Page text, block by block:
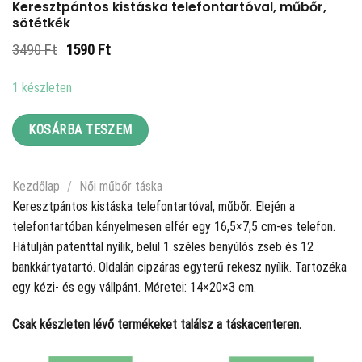
Keresztpántos kistáska telefontartóval, műbőr,
sötétkék
3490Ft Original
3490 Ft.
1590 FtCurrent
1 készleten
KOSÁRBA TESZEM
Kezdőlap /
Női műbőr táska
Keresztpántos kistáska telefontartóval, műbőr. Elején a
telefontartóban kényelmesen elfér egy 16,5×7,5 cm-es telefon.
Hátulján patenttal nyílik, belül 1 széles benyúlós zseb és 12
bankkártyatartó. Oldalán cipzáras egyterű rekesz nyílik. Tartozéka
egy kézi- és egy vállpánt. Méretei: 14×20×3 cm.
Csak készleten lévő termékeket találsz a táskacenteren.